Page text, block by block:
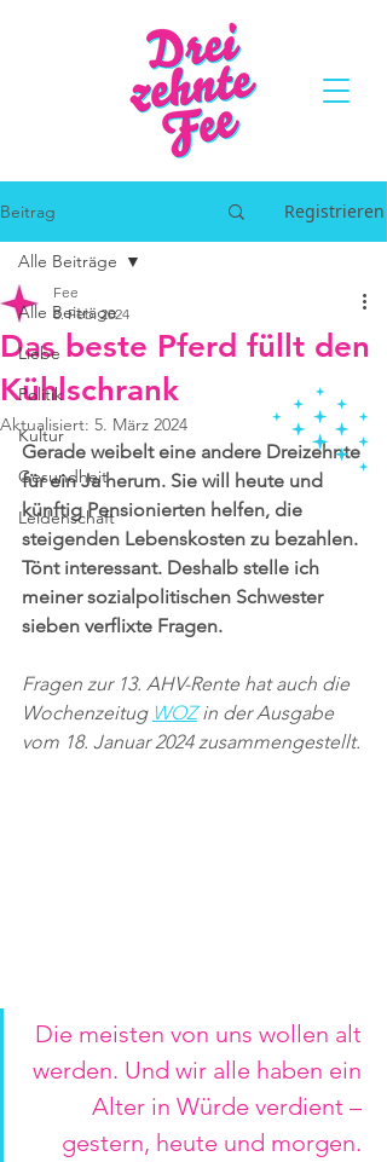
Beitrag Registrieren
Alle Beiträge
Liebe
Politik
Kultur
Gesundheit
Leidenschaft
Alle Beiträge
Das beste Pferd füllt den
Kühlschrank
Fee
8. Feb. 2024
Aktualisiert: 5. März 2024
Gerade weibelt eine andere Dreizehnte
für ein Ja herum. Sie will heute und
künftig Pensionierten helfen, die
steigenden Lebenskosten zu bezahlen.
Tönt interessant. Deshalb stelle ich
meiner sozialpolitischen Schwester
sieben verflixte Fragen.
Fragen zur 13. AHV-Rente hat auch die
Wochenzeitug WOZ in der Ausgabe
vom 18. Januar 2024 zusammengestellt.
Die meisten von uns wollen alt
werden. Und wir alle haben ein
Alter in Würde verdient –
gestern, heute und morgen.